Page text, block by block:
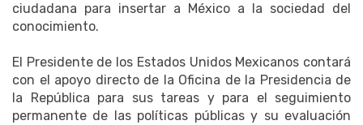
ciudadana para insertar a México a la sociedad del
conocimiento.
El Presidente de los Estados Unidos Mexicanos contará
con el apoyo directo de la Oficina de la Presidencia de
la República para sus tareas y para el seguimiento
permanente de las políticas públicas y su evaluación